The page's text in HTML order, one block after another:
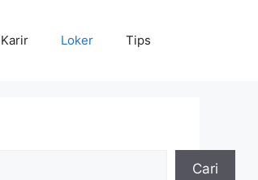
Karir Loker Tips
Cari